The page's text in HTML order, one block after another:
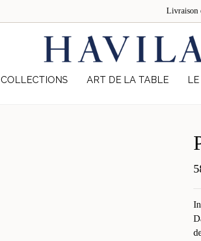
Livraison
COLLECTIONS ART DE LA TABLE